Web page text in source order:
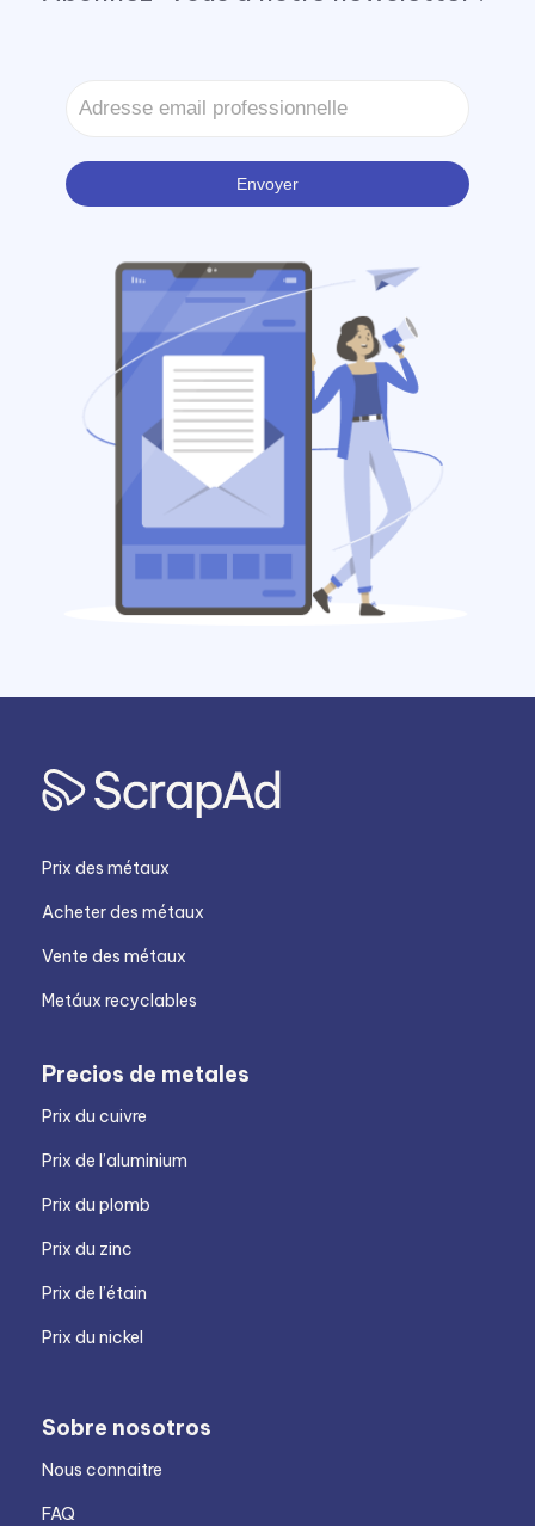
Prix des métaux
Acheter des métaux
Vente des métaux
Metáux recyclables
Precios de metales
Prix du cuivre
Prix de l’aluminium
Prix du plomb
Prix du zinc
Prix de l’étain
Prix du nickel
Sobre nosotros
Nous connaitre
FAQ